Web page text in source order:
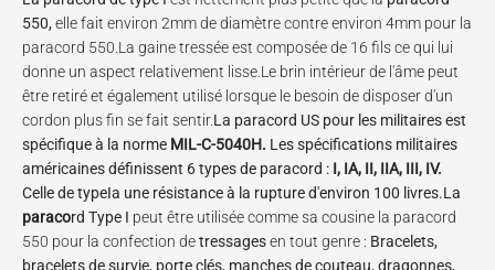
550, elle fait environ 2mm de diamètre contre environ 4mm pour la
paracord 550. La gaine tressée est composée de 16 fils ce qui lui
donne un aspect relativement lisse.Le brin intérieur de l'âme peut
être retiré et également utilisé lorsque le besoin de disposer d'un
cordon plus fin se fait sentir.La paracord US pour les militaires est
spécifique à la norme MIL-C-5040H. Les spécifications militaires
américaines définissent 6 types de paracord : I, IA, II, IIA, III, IV.
Celle detypeIa une résistance à la rupture d'environ 100 livres.La
paracord Type I peut être utilisée comme sa cousine la paracord
550 pour la confection detressagesen tout genre : Bracelets,
bracelets de survie, porte clés, manches de couteau, dragonnes,